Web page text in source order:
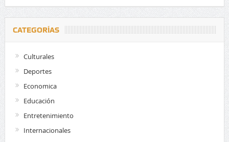
CATEGORÍAS
Culturales
Deportes
Economica
Educación
Entretenimiento
Internacionales